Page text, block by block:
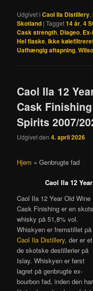
Udgivet i Caol Ila Distillery,
Skotland |Tagget14 år,4
Cask strength, Diageo,
Hel flaske,Ikke
Uafhængig aftapning,
Caol Ila 12
Cask
Spirits 2007/
Udgivet den4. april 2026
Hjem »Genbrugte fad
Caol Ila 12
Caol Ila 12 Year Old Wine
Cask Finishing er en
whisky på 51,8% vol.
Whiskyen er fremstillet på
Caol Ila Distillery, der er
de skotske destillerier på
Islay. Whiskyen er først
lagret på genbrugte ex-
bourbon fad, inden den har